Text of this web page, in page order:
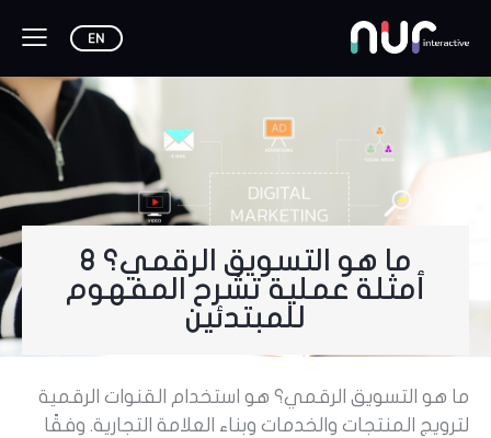
ما هو التسويق الرقمي؟ 8
أمثلة عملية تشرح المفهوم
للمبتدئين
ما هو التسويق الرقمي؟ هو استخدام القنوات الرقمية
لترويج المنتجات والخدمات وبناء العلامة التجارية. وفقًا